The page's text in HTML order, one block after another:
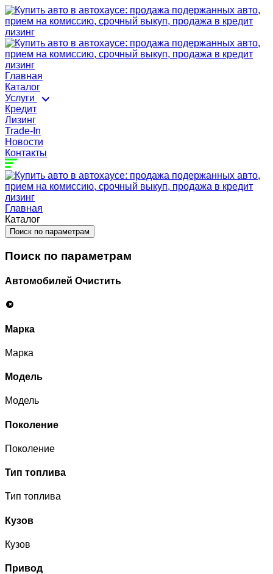
Главная
Каталог
Услуги
Кредит
Лизинг
Trade-In
Новости
Контакты
Главная
Каталог
Поиск по параметрам
Поиск по параметрам
Автомобилей Очистить
Марка
Марка
Модель
Модель
Поколение
Поколение
Тип топлива
Тип топлива
Кузов
Кузов
Привод